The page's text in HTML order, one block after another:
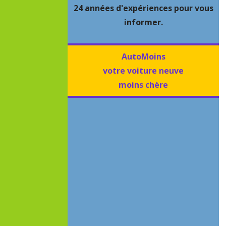
24 années d'expériences pour vous
informer.
AutoMoins
votre voiture neuve
moins chère